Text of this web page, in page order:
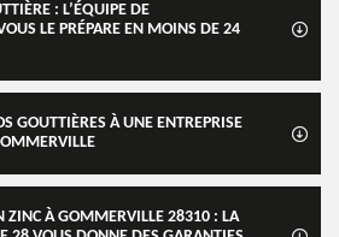
: L’ÉQUIPE DE
LE PRÉPARE EN MOINS DE 24
GOUTTIÈRES À UNE ENTREPRISE
ZINC À GOMMERVILLE 28310 : LA